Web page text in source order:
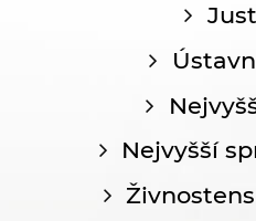
Nejvyšší